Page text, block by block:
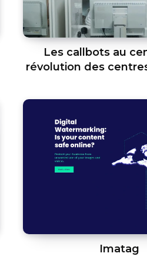
Les callbots au
révolution des
Imatag